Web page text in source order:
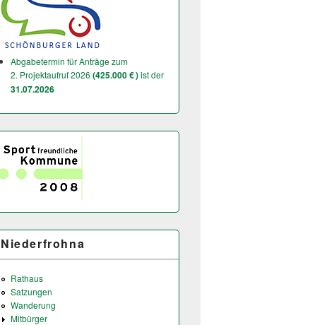
Abgabetermin für Anträge zum
2. Projektaufruf 2026 (425.000 € )ist der
31.07.2026
Niederfrohna
Rathaus
Satzungen
Wanderung
Mitbürger